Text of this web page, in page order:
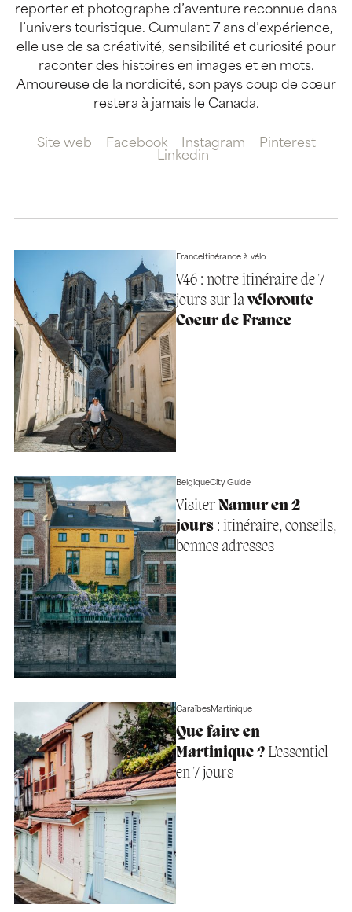
reporter et photographe d’aventure reconnue dans
l’univers touristique. Cumulant 7 ans d’expérience,
elle use de sa créativité, sensibilité et curiosité pour
raconter des histoires en images et en mots.
Amoureuse de la nordicité, son pays coup de cœur
restera à jamais le Canada.
Site web Facebook Instagram
Pinterest
Linkedin
FranceItinérance à vélo
V46 : notre itinéraire de 7
jours sur lavéloroute
Coeur de France
BelgiqueCity Guide
Visiter Namur en 2
jours: itinéraire, conseils,
bonnes adresses
CaraïbesMartinique
Que faire en
Martinique ?L’essentiel
en 7 jours